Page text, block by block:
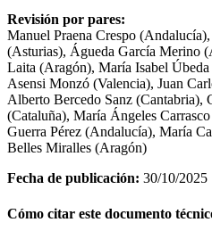
Revisión por pares:
Manuel Praena Crespo
(Asturias), Águeda García Merino
Laita (Aragón), María Isabel
Asensi Monzó (Valencia), Juan
Alberto Bercedo Sanz (Cantabria),
(Cataluña), María Ángeles
Guerra Pérez (Andalucía), María
Belles Miralles (Aragón)
Fecha de publicación: 30/10/2025
Cómo citar este documento